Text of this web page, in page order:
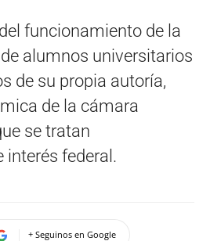
funcionamiento de la
alumnos universitarios
de su propia autoría,
de la cámara
se tratan
interés federal.
+ Seguinos en Google